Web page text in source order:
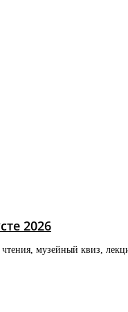
2026
музейный квиз,